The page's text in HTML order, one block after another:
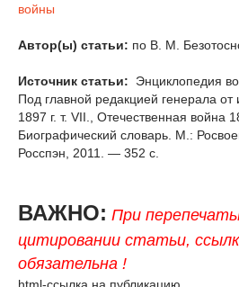
войны
Автор(ы) статьи: по В. М.
Источник статьи:
Энциклопедия
Под главной редакцией генерала
1897 г. т. VII., Отечественная война
Биографический словарь. М.:
Росспэн, 2011. — 352 с.
ВАЖНО: При
цитировании статьи,
обязательна !
html-ссылка на публикацию